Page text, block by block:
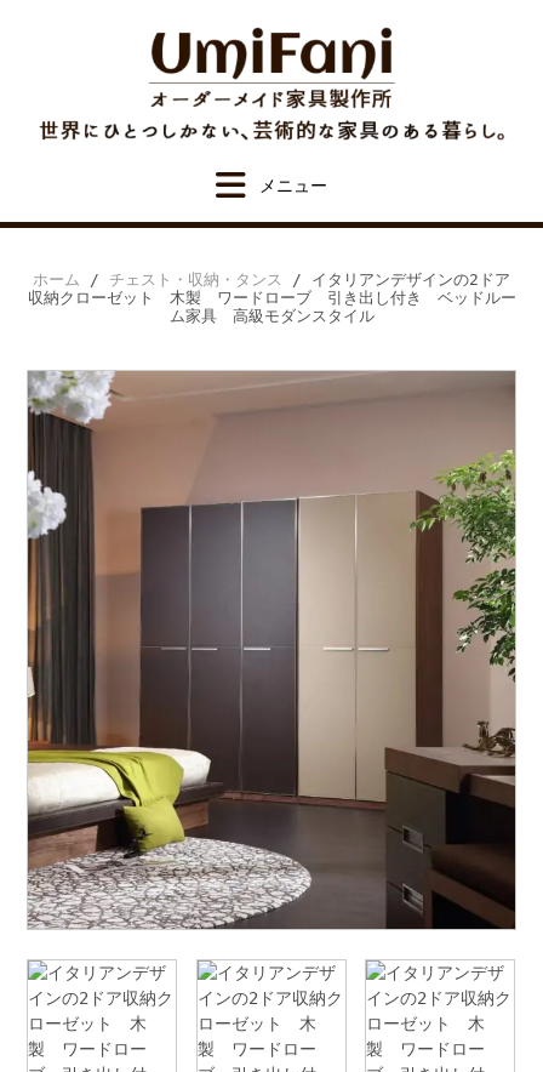
ホーム / チェスト・収納・タンス
/ イタリアンデザインの2ドア
収納クローゼット 木製 ワードローブ 引き出し付き ベッドルー
ム家具 高級モダンスタイル